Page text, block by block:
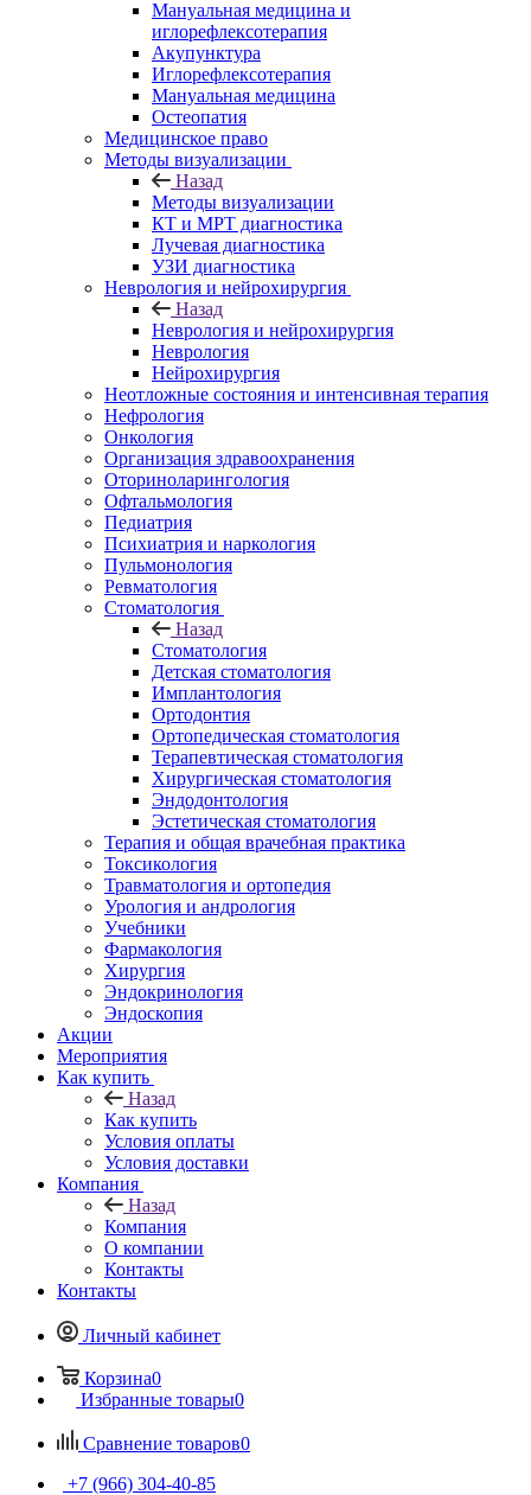
Мануальная медицина и
иглорефлексотерапия
Акупунктура
Иглорефлексотерапия
Мануальная медицина
Остеопатия
Медицинское право
Методы визуализации
Назад
Методы визуализации
КТ и МРТ диагностика
Лучевая диагностика
УЗИ диагностика
Неврология и нейрохирургия
Назад
Неврология и нейрохирургия
Неврология
Нейрохирургия
Неотложные состояния и интенсивная терапия
Нефрология
Онкология
Организация здравоохранения
Оториноларингология
Офтальмология
Педиатрия
Психиатрия и наркология
Пульмонология
Ревматология
Стоматология
Назад
Стоматология
Детская стоматология
Имплантология
Ортодонтия
Ортопедическая стоматология
Терапевтическая стоматология
Хирургическая стоматология
Эндодонтология
Эстетическая стоматология
Терапия и общая врачебная практика
Токсикология
Травматология и ортопедия
Урология и андрология
Учебники
Фармакология
Хирургия
Эндокринология
Эндоскопия
Акции
Мероприятия
Как купить
Назад
Как купить
Условия оплаты
Условия доставки
Компания
Назад
Компания
О компании
Контакты
Контакты
Личный кабинет
Корзина0
Избранные товары0
Сравнение товаров0
+7 (966) 304-40-85